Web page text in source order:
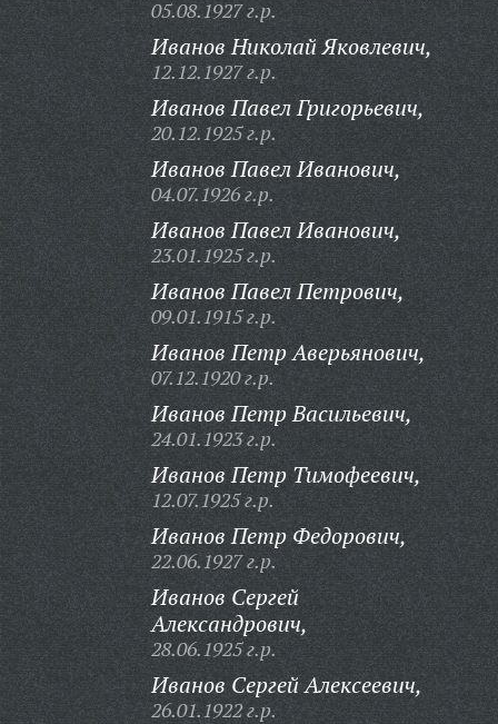
05.08.1927 г.р.
Иванов Николай Яковлевич,
12.12.1927 г.р.
Иванов Павел Григорьевич,
20.12.1925 г.р.
Иванов Павел Иванович,
04.07.1926 г.р.
Иванов Павел Иванович,
23.01.1925 г.р.
Иванов Павел Петрович,
09.01.1915 г.р.
Иванов Петр Аверьянович,
07.12.1920 г.р.
Иванов Петр Васильевич,
24.01.1923 г.р.
Иванов Петр Тимофеевич,
12.07.1925 г.р.
Иванов Петр Федорович,
22.06.1927 г.р.
Иванов Сергей
Александрович,
28.06.1925 г.р.
Иванов Сергей Алексеевич,
26.01.1922 г.р.